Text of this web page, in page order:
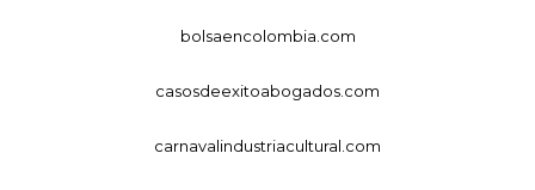
bolsaencolombia.com
casosdeexitoabogados.com
carnavalindustriacultural.com